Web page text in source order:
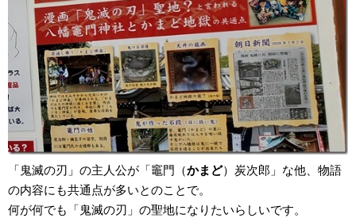
「鬼滅の刃」の主人公が「竈門（かまど）炭次郎」な他、物語
の内容にも共通点が多いとのことで。
何が何でも「鬼滅の刃」の聖地になりたいらしいです。